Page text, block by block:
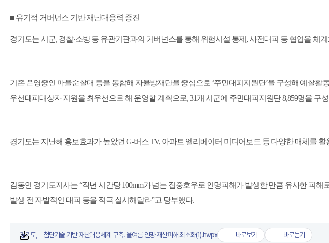
■ 유기적 거버넌스 기반 재난대응력 증진
경기도는 시군, 경찰·소방 등 유관기관과의 거버넌스를 통해 위험시설 통제 ,사전대피 등 협업을 체
기존 운영중인 마을순찰대 등을 통합해 자율방재단을 중심으로 ‘주민대피지원단’을 구성해 예찰활
우선대피대상자 지원을 최우선으로 해 운영할 계획으로, 31개 시군에 주민대피지원단8,859명을 구
경기도는 지난해 홍보효과가 높았던 G-버스TV, 아파트 엘리베이터 미디어보드 등 다양한 매체를
김동연 경기도지사는“작년 시간당100mm가 넘는 집중호우로 인명피해가 발생한 만큼 유사한 피해
발생 전 자발적인 대피 등을 적극 실시해달라”고 당부했다.
경기도， 첨단기술 기반 재난대응체계 구축. 올여름 인명·재산피해 최소화(1).hwpx 바로보기
경기도， 첨단기술 기반 재난대응체
바로듣기
경기도， 첨단기